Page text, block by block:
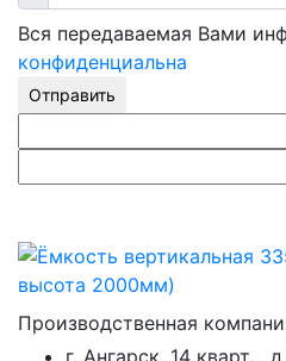
Вся передаваемая Вами
конфиденциальна
Отправить
Производственная
г. Ангарск, 14 кварт. ,